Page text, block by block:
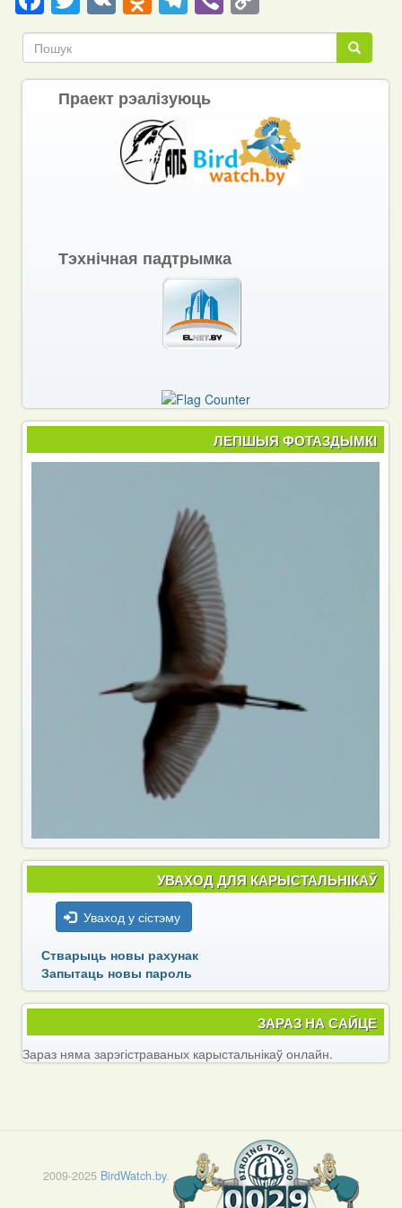
Link Пошук
Пошук
Праект рэалізуюць
Тэхнічная падтрымка
ЛЕПШЫЯ ФОТАЗДЫМКІ
УВАХОД ДЛЯ КАРЫСТАЛЬНІКАЎ
Уваход у сістэму
Стварыць новы рахунак
Запытаць новы пароль
ЗАРАЗ НА САЙЦЕ
Зараз няма зарэгістраваных карыстальнікаў онлайн.
2009-2025 BirdWatch.by.